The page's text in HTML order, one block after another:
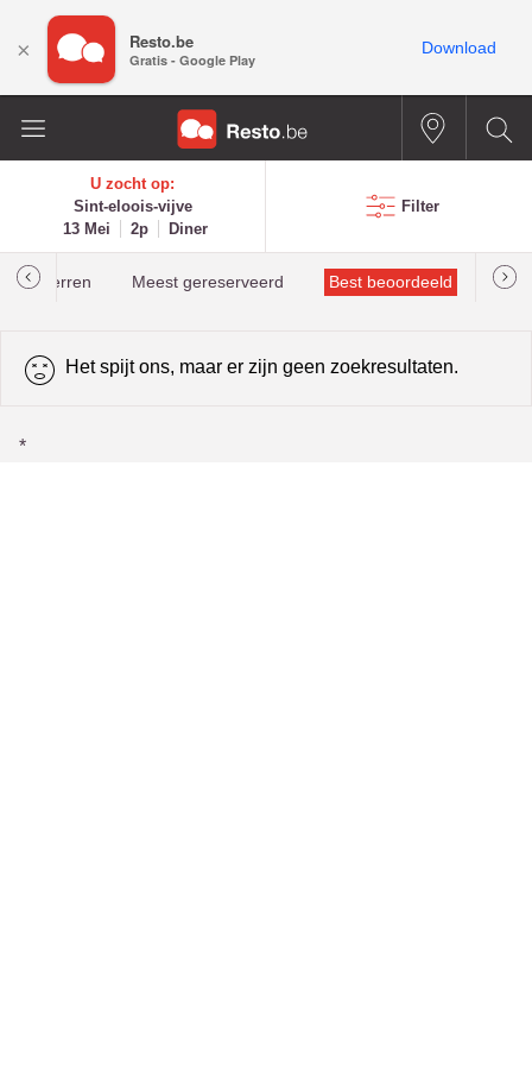
U zocht op:
Sint-eloois-vijve
13 Mei
2p Diner
Filter
Meest gereserveerd Best beoordeeld
Het spijt ons, maar er zijn geen zoekresultaten.
*
× Resto.be
Gratis - Google Play
Download